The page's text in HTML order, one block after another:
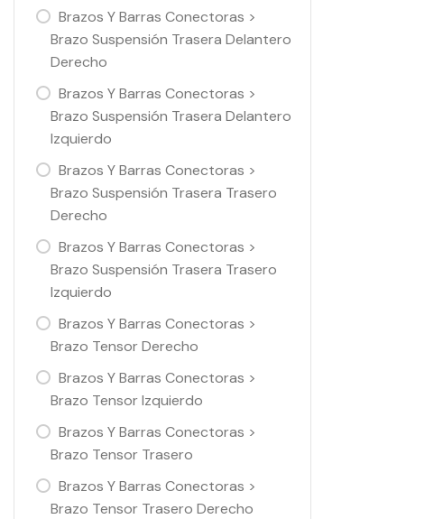
Brazos Y Barras Conectoras >
Brazo Suspensión Trasera Delantero
Derecho
Brazos Y Barras Conectoras >
Brazo Suspensión Trasera Delantero
Izquierdo
Brazos Y Barras Conectoras >
Brazo Suspensión Trasera Trasero
Derecho
Brazos Y Barras Conectoras >
Brazo Suspensión Trasera Trasero
Izquierdo
Brazos Y Barras Conectoras >
Brazo Tensor Derecho
Brazos Y Barras Conectoras >
Brazo Tensor Izquierdo
Brazos Y Barras Conectoras >
Brazo Tensor Trasero
Brazos Y Barras Conectoras >
Brazo Tensor Trasero Derecho